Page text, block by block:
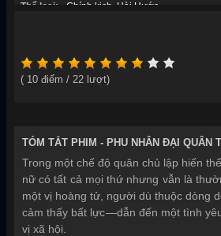
Thể loại:
Chính kịch Hài Hước
( 10 điểm / 22 lượt)
TÓM TẮT PHIM - PHU NHÂN ĐẠI QUÂN
Trong một chế độ quân chủ lập hiến
nữ có tất cả mọi thứ nhưng vẫn là
một vị hoàng tử, người dù thuộc dòng
cảm thấy bất lực—dẫn đến một tình
vị xã hội.